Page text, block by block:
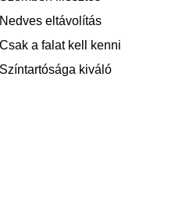
Nedves eltávolítás
Csak a falat kell kenni
Színtartósága kiváló